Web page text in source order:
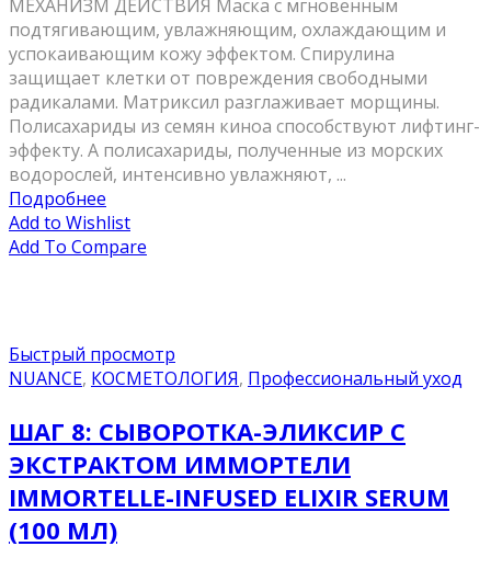
МЕХАНИЗМ ДЕЙСТВИЯ Маска с мгновенным
подтягивающим, увлажняющим, охлаждающим и
успокаивающим кожу эффектом. Спирулина
защищает клетки от повреждения свободными
радикалами. Матриксил разглаживает морщины.
Полисахариды из семян киноа способствуют лифтинг-
эффекту. А полисахариды, полученные из морских
водорослей, интенсивно увлажняют, ...
Подробнее
Add to Wishlist
Add To Compare
Быстрый просмотр
NUANCE, КОСМЕТОЛОГИЯ, Профессиональный уход
ШАГ 8: СЫВОРОТКА-ЭЛИКСИР С
ЭКСТРАКТОМ ИММОРТЕЛИ
IMMORTELLE-INFUSED ELIXIR SERUM
(100 МЛ)